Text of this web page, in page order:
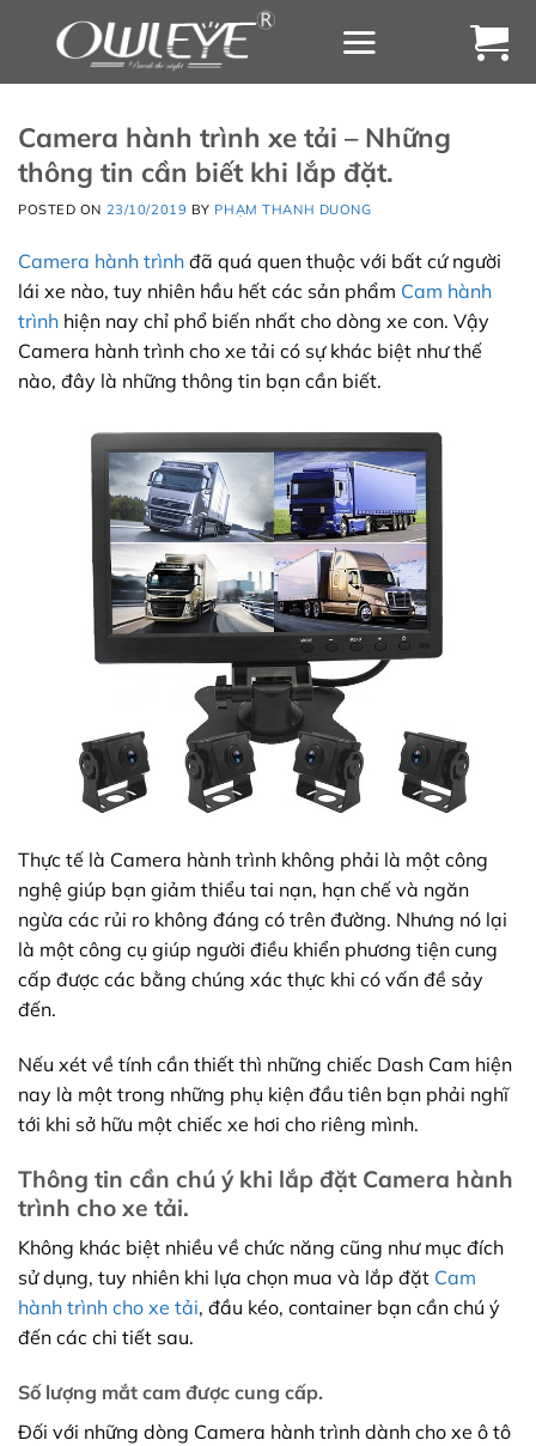
Camera hành trình xe tải – Những
thông tin cần biết khi lắp đặt.
POSTED ON 23/10/2019 BY PHẠM THANH DUONG
Camera hành trình đã quá quen thuộc với bất cứ người
lái xe nào, tuy nhiên hầu hết các sản phẩm Cam hành
trình hiện nay chỉ phổ biến nhất cho dòng xe con. Vậy
Camera hành trình cho xe tải có sự khác biệt như thế
nào, đây là những thông tin bạn cần biết.
Thực tế là Camera hành trình không phải là một công
nghệ giúp bạn giảm thiểu tai nạn, hạn chế và ngăn
ngừa các rủi ro không đáng có trên đường. Nhưng nó lại
là một công cụ giúp người điều khiển phương tiện cung
cấp được các bằng chúng xác thực khi có vấn đề sảy
đến.
Nếu xét về tính cần thiết thì những chiếc Dash Cam hiện
nay là một trong những phụ kiện đầu tiên bạn phải nghĩ
tới khi sở hữu một chiếc xe hơi cho riêng mình.
Thông tin cần chú ý khi lắp đặt Camera hành
trình cho xe tải.
Không khác biệt nhiều về chức năng cũng như mục đích
sử dụng, tuy nhiên khi lựa chọn mua và lắp đặt Cam
hành trình cho xe tải, đầu kéo, container bạn cần chú ý
đến các chi tiết sau.
Số lượng mắt cam được cung cấp.
Đối với những dòng Camera hành trình dành cho xe ô tô